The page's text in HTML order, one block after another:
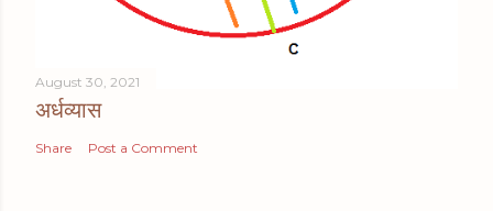
August 30, 2021
अर्धव्यास
Share Post a Comment